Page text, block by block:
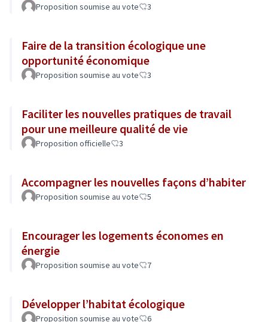
Proposition soumise au vote 3
Faire de la transition écologique une
opportunité économique
Proposition soumise au vote 3
Faciliter les nouvelles pratiques de travail
pour une meilleure qualité de vie
Proposition officielle 3
Accompagner les nouvelles façons d’habiter
Proposition soumise au vote 5
Encourager les logements économes en
énergie
Proposition soumise au vote 7
Développer l’habitat écologique
Proposition soumise au vote 6